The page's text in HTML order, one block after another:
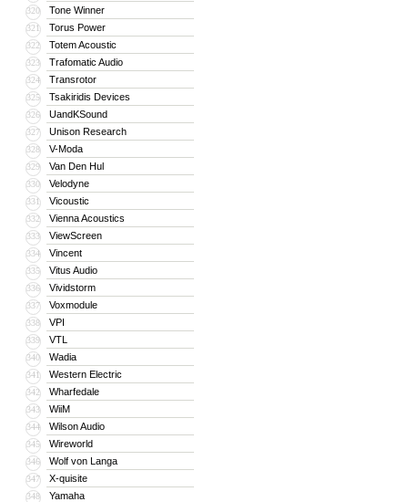
320 Tone Winner
321 Torus Power
322 Totem Acoustic
323 Trafomatic Audio
324 Transrotor
325 Tsakiridis Devices
326 UandKSound
327 Unison Research
328 V-Moda
329 Van Den Hul
330 Velodyne
331 Vicoustic
332 Vienna Acoustics
333 ViewScreen
334 Vincent
335 Vitus Audio
336 Vividstorm
337 Voxmodule
338 VPI
339 VTL
340 Wadia
341 Western Electric
342 Wharfedale
343 WiiM
344 Wilson Audio
345 Wireworld
346 Wolf von Langa
347 X-quisite
348 Yamaha